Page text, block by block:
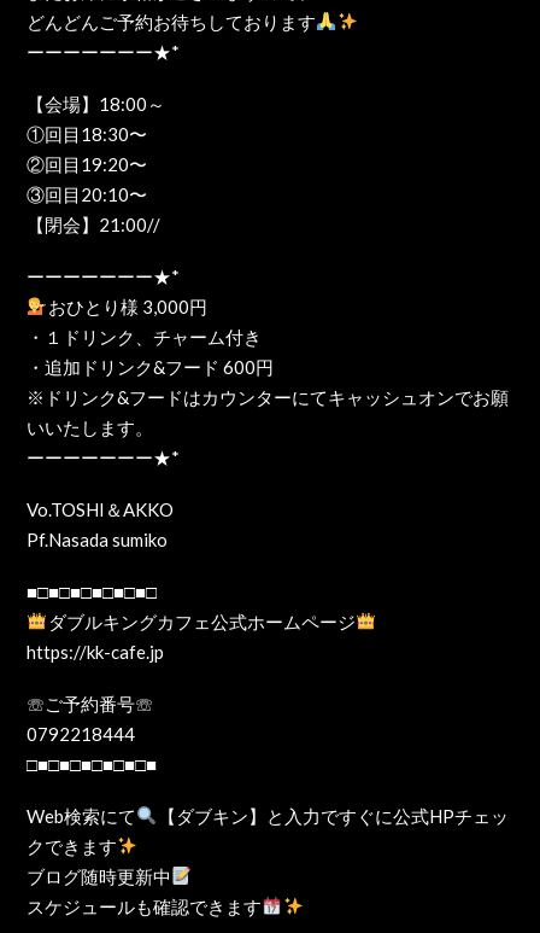
どんどんご予約お待ちしております
ーーーーーーー★*
【会場】18:00～
①回目18:30〜
②回目19:20〜
③回目20:10〜
【閉会】21:00//
ーーーーーーー★*
おひとり様 3,000円
・１ドリンク、チャーム付き
・追加ドリンク&フード 600円
※ドリンク&フードはカウンターにてキャッシュオンでお願
いいたします。
ーーーーーーー★*
Vo.TOSHI＆AKKO
Pf.Nasada sumiko
■□■□■□■□■□■□
ダブルキングカフェ公式ホームページ
https://kk-cafe.jp
☏ご予約番号☏
0792218444
□■□■□■□■□■□■
Web検索にて
【ダブキン】と入力ですぐに公式HPチェッ
クできます
ブログ随時更新中
スケジュールも確認できます